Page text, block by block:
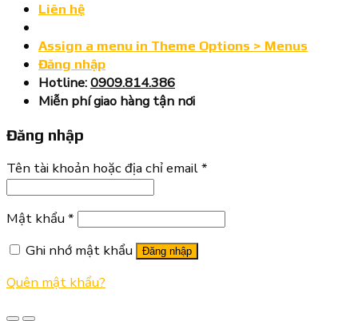
Liên hệ
Assign a menu in Theme Options > Menus
Đăng nhập
Hotline:0909.814.386
Miễn phí giao hàng tận nơi
Đăng nhập
Tên tài khoản hoặc địa chỉ email*
Mật khẩu *
Ghi nhớ mật khẩu
Đăng nhập
Quên mật khẩu?